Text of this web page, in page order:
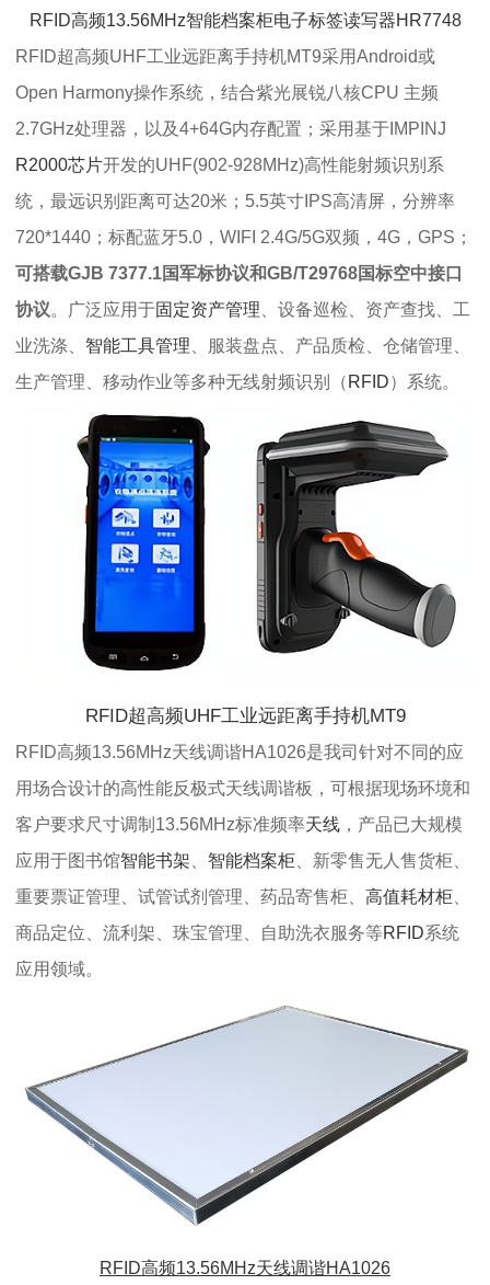
RFID高频13.56MHz智能档案柜电子标签读写器HR7748
RFID超高频UHF工业远距离手持机MT9采用Android或
Open Harmony操作系统，结合紫光展锐八核CPU 主频
2.7GHz处理器，以及4+64G内存配置；采用基于IMPINJ
R2000芯片开发的UHF(902-928MHz)高性能射频识别系
统，最远识别距离可达20米；5.5英寸IPS高清屏，分辨率
720*1440；标配蓝牙5.0，WIFI 2.4G/5G双频，4G，GPS；
可搭载GJB 7377.1国军标协议和GB/T29768国标空中接口
协议。广泛应用于固定资产管理 、设备巡检、资产查找、工
业洗涤、 智能工具管理 、服装盘点、产品质检、仓储管理、
生产管理、移动作业等多种无线射频识别（ RFID）系统。
RFID超高频UHF工业远距离手持机MT9
RFID高频13.56MHz天线调谐HA1026是我司针对不同的应
用场合设计的高性能反极式天线调谐板，可根据现场环境和
客户要求尺寸调制13.56MHz标准频率天线 ，产品已大规模
应用于图书馆智能书架 智能档案柜 、新零售无人售货柜、
重要票证管理、试管试剂管理、药品寄售柜、 高值耗材柜
商品定位、流利架、珠宝管理、自助洗衣服务等RFID系统
应用领域。
RFID高频13.56MHz天线调谐HA1026